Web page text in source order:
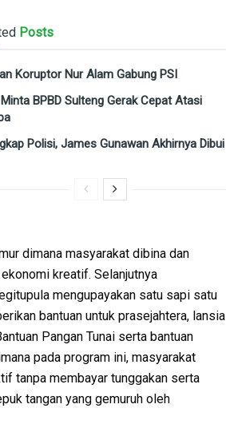
Posts
Koruptor Nur Alam Gabung PSI
Minta BPBD Sulteng Gerak Cepat Atasi
Polisi, James Gunawan Akhirnya Dibui
dimana masyarakat dibina dan
kreatif. Selanjutnya
mengupayakan satu sapi satu
bantuan untuk prasejahtera, lansia
Pangan Tunai serta bantuan
pada program ini, masyarakat
tanpa membayar tunggakan serta
tangan yang gemuruh oleh